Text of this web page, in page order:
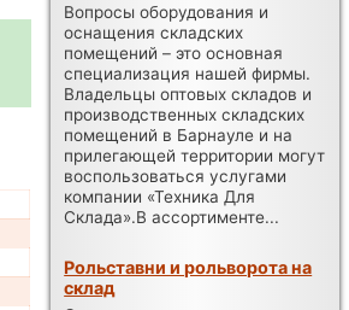
Вопросы оборудования и
оснащения складских
помещений – это основная
специализация нашей фирмы.
Владельцы оптовых складов и
производственных складских
помещений в Барнауле и на
прилегающей территории могут
воспользоваться услугами
компании «Техника Для
Склада».В ассортименте...
Рольставни и рольворота на
склад